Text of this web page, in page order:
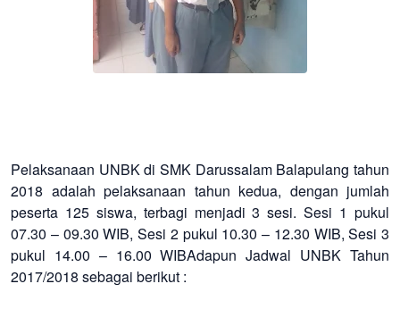
Pelaksanaan UNBK di SMK Darussalam Balapulang tahun
2018 adalah pelaksanaan tahun kedua, dengan jumlah
peserta 125 siswa, terbagi menjadi 3 sesi. Sesi 1 pukul
07.30 – 09.30 WIB, Sesi 2 pukul 10.30 – 12.30 WIB, Sesi 3
pukul 14.00 – 16.00 WIBAdapun Jadwal UNBK Tahun
2017/2018 sebagai berikut :